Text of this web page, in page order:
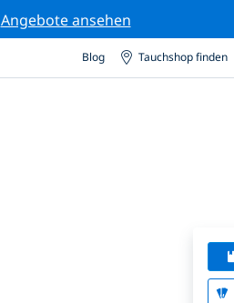
Angebote ansehen
Blog Tauchshop finden